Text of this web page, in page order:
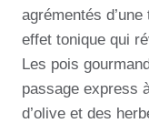
agrémentés
effet tonique qui
Les pois
passage express
d’olive et des